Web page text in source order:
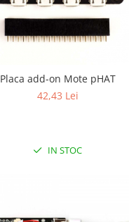
Placa add-on Mote pHAT
42,43 Lei
IN STOC